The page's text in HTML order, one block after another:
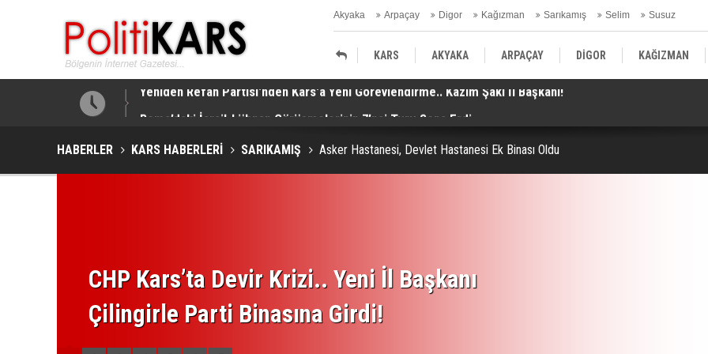
Akyaka Arpaçay Digor Kağızman Sarıkamış Selim Susuz
Kars Gündem
KARS AKYAKA ARPAÇAY DİGOR KAĞIZMAN
KARS GÜNDEM
HABERLER KARS HABERLERİ SARIKAMIŞ Asker Hastanesi, Devlet Hastanesi Ek Binası Oldu
CHP Kars’ta Devir Krizi.. Yeni İl Başkanı
Çilingirle Parti Binasına Girdi!